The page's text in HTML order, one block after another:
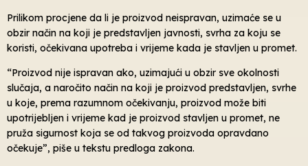
Prilikom procjene da li je proizvod neispravan, uzimaće se u
obzir način na koji je predstavljen javnosti, svrha za koju se
koristi, očekivana upotreba i vrijeme kada je stavljen u promet.
“Proizvod nije ispravan ako, uzimajući u obzir sve okolnosti
slučaja, a naročito način na koji je proizvod predstavljen, svrhe
u koje, prema razumnom očekivanju, proizvod može biti
upotrijebljen i vrijeme kad je proizvod stavljen u promet, ne
pruža sigurnost koja se od takvog proizvoda opravdano
očekuje”, piše u tekstu predloga zakona.